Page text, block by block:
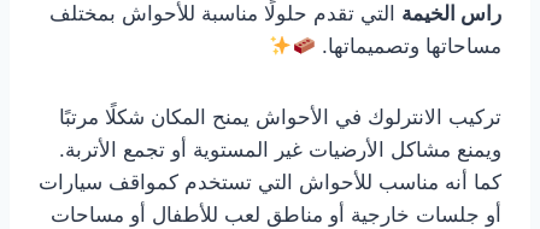
راس الخيمة التي تقدم حلولًا مناسبة للأحواش بمختلف
مساحاتها وتصميماتها.
تركيب الانترلوك في الأحواش يمنح المكان شكلًا مرتبًا
ويمنع مشاكل الأرضيات غير المستوية أو تجمع الأتربة.
كما أنه مناسب للأحواش التي تستخدم كمواقف سيارات
أو جلسات خارجية أو مناطق لعب للأطفال أو مساحات